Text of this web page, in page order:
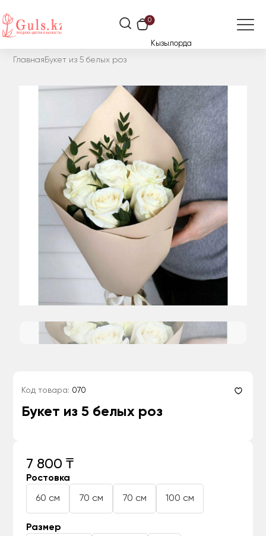
0
Кызылорда
Главная Букет из 5 белых роз
Код товара: 070
Букет из 5 белых роз
7 800 ₸
Ростовка
60 см 70 см 70 см 100 см
Размер